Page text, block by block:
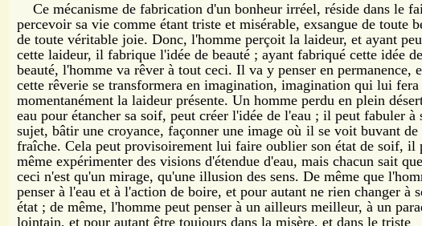
Ce mécanisme de fabrication d'un bonheur irréel, réside dans le
percevoir sa vie comme étant triste et misérable, exsangue de toute
de toute véritable joie. Donc, l'homme perçoit la laideur, et ayant
cette laideur, il fabrique l'idée de beauté ; ayant fabriqué cette idée de
beauté, l'homme va rêver à tout ceci. Il va y penser en permanence,
cette rêverie se transformera en imagination, imagination qui lui
momentanément la laideur présente. Un homme perdu en plein
eau pour étancher sa soif, peut créer l'idée de l'eau ; il peut fabuler à
sujet, bâtir une croyance, façonner une image où il se voit buvant de
fraîche. Cela peut provisoirement lui faire oublier son état de soif, il
même expérimenter des visions d'étendue d'eau, mais chacun sait
ceci n'est qu'un mirage, qu'une illusion des sens. De même que
penser à l'eau et à l'action de boire, et pour autant ne rien changer à
état ; de même, l'homme peut penser à un ailleurs meilleur, à un
lointain, et pour autant être toujours dans la misère, et dans le triste